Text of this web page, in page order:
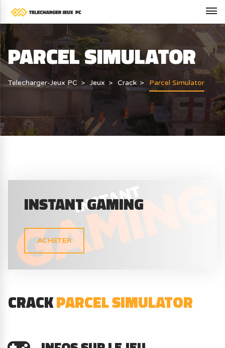
PARCEL SIMULATOR
Telecharger-Jeux PC Jeux Crack Parcel Simulator
INSTANT GAMING
ACHETER
CRACKPARCEL SIMULATOR